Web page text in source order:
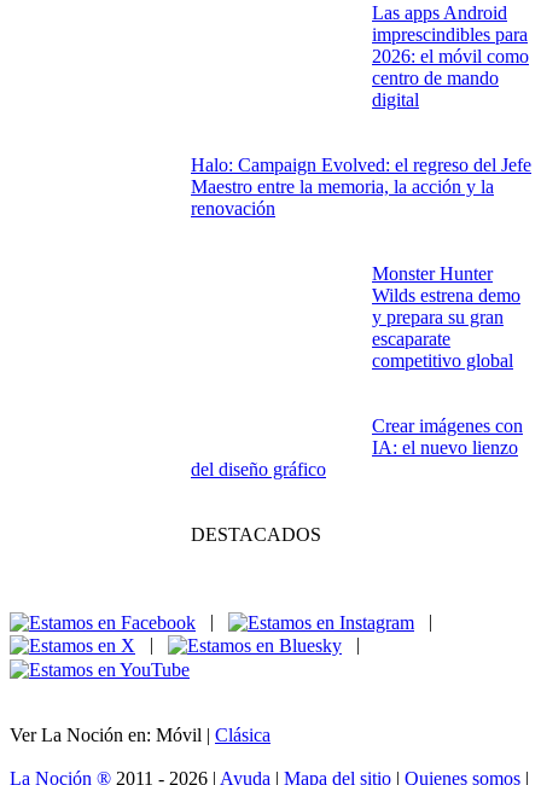
Las apps Android
imprescindibles para
2026: el móvil como
centro de mando
digital
Halo: Campaign Evolved: el regreso del Jefe
Maestro entre la memoria, la acción y la
renovación
Monster Hunter
Wilds estrena demo
y prepara su gran
escaparate
competitivo global
Crear imágenes con
IA: el nuevo lienzo
del diseño gráfico
DESTACADOS
|
|
|
|
Ver La Noción en: Móvil | Clásica
La Noción ® 2011 - 2026 | Ayuda | Mapa del sitio | Quienes somos |